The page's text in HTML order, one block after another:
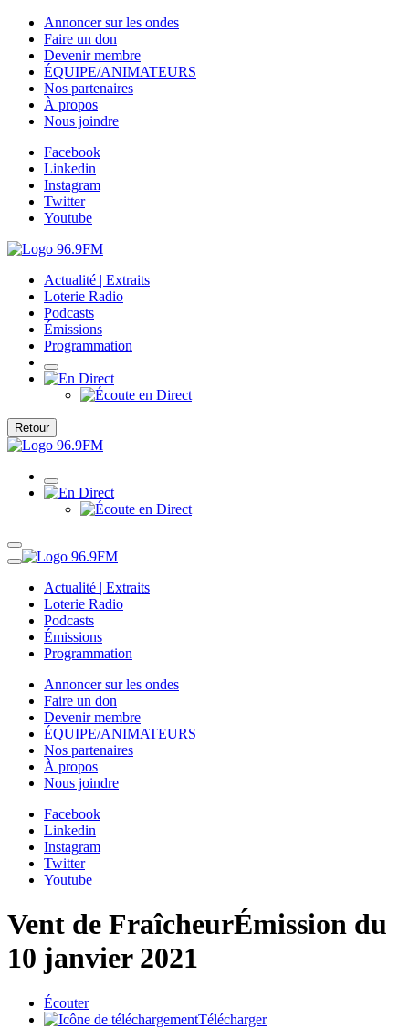
Annoncer sur les ondes
Faire un don
Devenir membre
ÉQUIPE/ANIMATEURS
Nos partenaires
À propos
Nous joindre
Facebook
Linkedin
Instagram
Twitter
Youtube
Actualité | Extraits
Loterie Radio
Podcasts
Émissions
Programmation
Retour
Actualité | Extraits
Loterie Radio
Podcasts
Émissions
Programmation
Annoncer sur les ondes
Faire un don
Devenir membre
ÉQUIPE/ANIMATEURS
Nos partenaires
À propos
Nous joindre
Facebook
Linkedin
Instagram
Twitter
Youtube
Vent de FraîcheurÉmission du
10 janvier 2021
Écouter
Télécharger